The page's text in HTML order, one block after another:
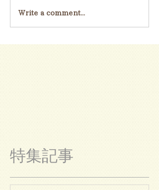
Write a comment...
特集記事